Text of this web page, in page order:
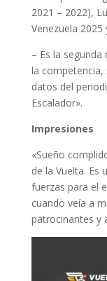
2021 – 2022),
Venezuela 2025
– Es la
la competencia,
datos del
Escalador».
Impresiones
«Sueño
de la Vuelta. Es
fuerzas para el
cuando veía a
patrocinantes y